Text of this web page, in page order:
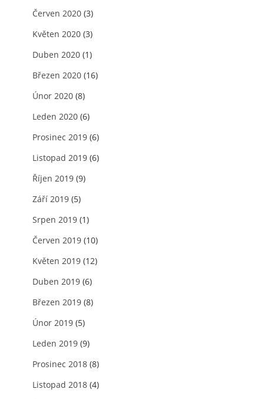
Červen 2020 (3)
Květen 2020 (3)
Duben 2020 (1)
Březen 2020 (16)
Únor 2020 (8)
Leden 2020 (6)
Prosinec 2019 (6)
Listopad 2019 (6)
Říjen 2019 (9)
Září 2019 (5)
Srpen 2019 (1)
Červen 2019 (10)
Květen 2019 (12)
Duben 2019 (6)
Březen 2019 (8)
Únor 2019 (5)
Leden 2019 (9)
Prosinec 2018 (8)
Listopad 2018 (4)